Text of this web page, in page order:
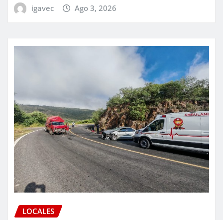
igavec Ago 3, 2026
LOCALES